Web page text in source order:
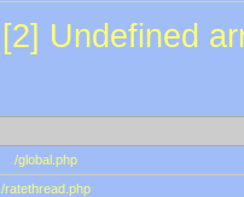
[2] Undefined
/global.php
/ratethread.php